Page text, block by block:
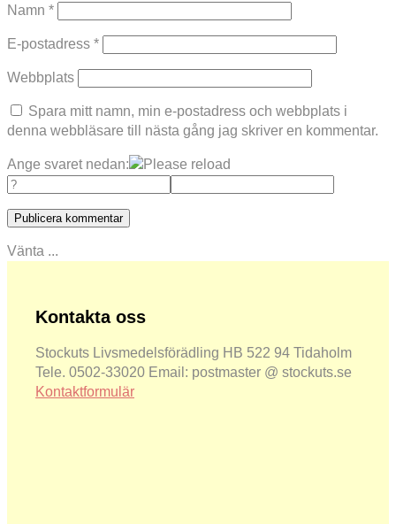
Namn *
E-postadress *
Webbplats
Spara mitt namn, min e-postadress och webbplats i
denna webbläsare till nästa gång jag skriver en kommentar.
Ange svaret nedan:
Vänta ...
Kontakta oss
Stockuts Livsmedelsförädling HB 522 94 Tidaholm
Tele. 0502-33020 Email: postmaster @ stockuts.se
Kontaktformulär